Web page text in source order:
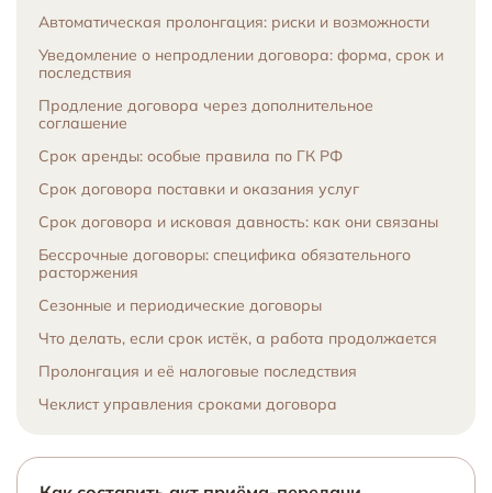
Автоматическая пролонгация: риски и возможности
Уведомление о непродлении договора: форма, срок и
последствия
Продление договора через дополнительное
соглашение
Срок аренды: особые правила по ГК РФ
Срок договора поставки и оказания услуг
Срок договора и исковая давность: как они связаны
Бессрочные договоры: специфика обязательного
расторжения
Сезонные и периодические договоры
Что делать, если срок истёк, а работа продолжается
Пролонгация и её налоговые последствия
Чеклист управления сроками договора